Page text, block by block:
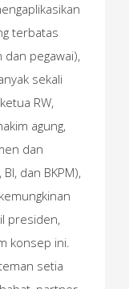
terbatas
pegawai),
sekali
RW,
agung,
dan
dan BKPM),
presiden,
konsep ini.
setia